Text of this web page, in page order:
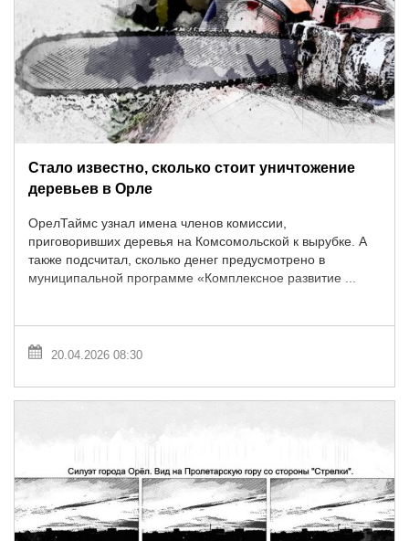
Стало известно, сколько стоит уничтожение
деревьев в Орле
ОрелТаймс узнал имена членов комиссии,
приговоривших деревья на Комсомольской к вырубке. А
также подсчитал, сколько денег предусмотрено в
муниципальной программе «Комплексное развитие ...
20.04.2026 08:30